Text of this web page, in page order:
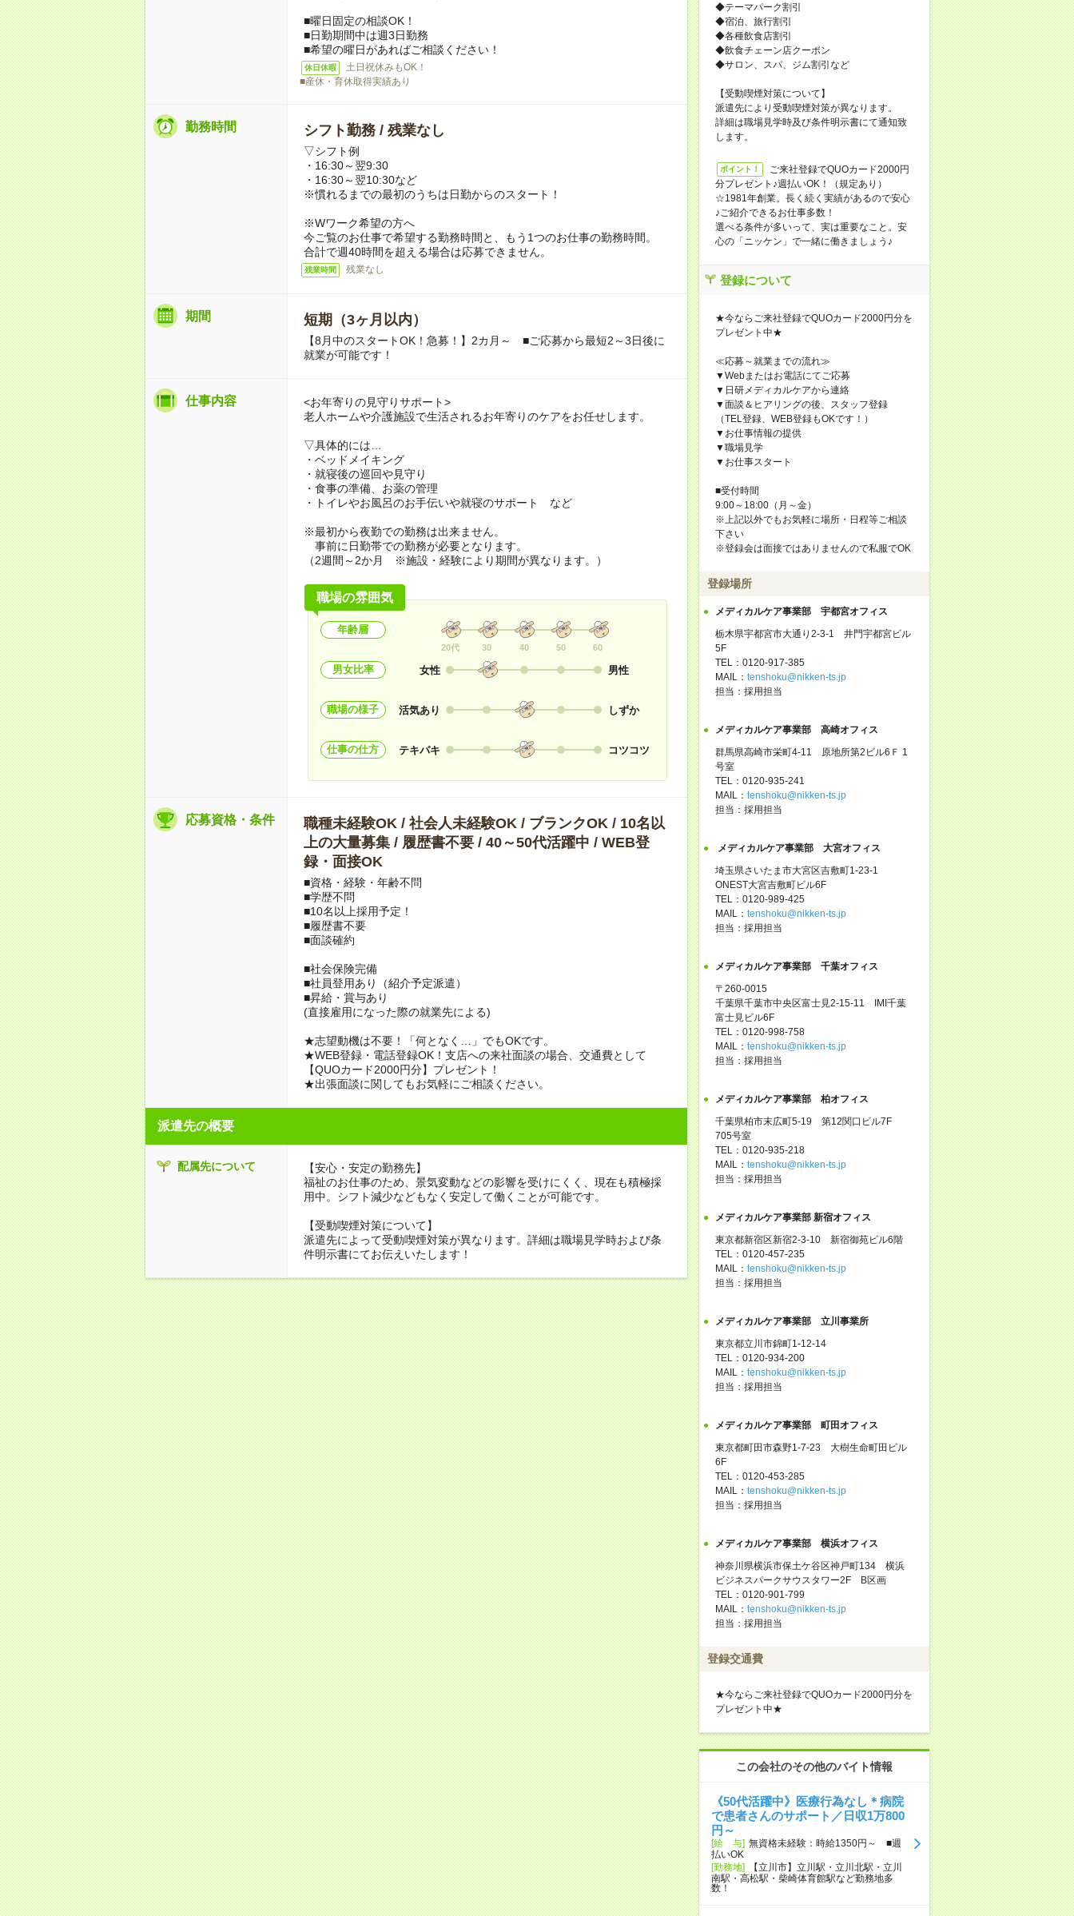
■曜日固定の相談OK！
■日勤期間中は週3日勤務
■希望の曜日があればご相談ください！
休日休暇
土日祝休みもOK！
■産休・育休取得実績あり
勤務時間 シフト勤務 / 残業なし
▽シフト例
・16:30～翌9:30
・16:30～翌10:30など
※慣れるまでの最初のうちは日勤からのスタート！
※Wワーク希望の方へ
今ご覧のお仕事で希望する勤務時間と、もう1つのお仕事の勤務時間。
合計で週40時間を超える場合は応募できません。
残業時間 残業なし
期間 短期（3ヶ月以内）
【8月中のスタートOK！急募！】2カ月～ ■ご応募から最短2～3日後に
就業が可能です！
仕事内容
<お年寄りの見守りサポート>
老人ホームや介護施設で生活されるお年寄りのケアをお任せします。
▽具体的には…
・ベッドメイキング
・就寝後の巡回や見守り
・食事の準備、お薬の管理
・トイレやお風呂のお手伝いや就寝のサポート など
※最初から夜勤での勤務は出来ません。
事前に日勤帯での勤務が必要となります。
（2週間～2か月 ※施設・経験により期間が異なります。）
職場の雰囲気
年齢層
20代 30 40 50 60
男女比率 女性 男性
職場の様子 活気あり しずか
仕事の仕方 テキパキ コツコツ
応募資格・条件
職種未経験OK / 社会人未経験OK / ブランクOK / 10名以
上の大量募集 / 履歴書不要 / 40～50代活躍中 / WEB登
録・面接OK
■資格・経験・年齢不問
■学歴不問
■10名以上採用予定！
■履歴書不要
■面談確約
■社会保険完備
■社員登用あり（紹介予定派遣）
■昇給・賞与あり
(直接雇用になった際の就業先による)
★志望動機は不要！「何となく…」でもOKです。
★WEB登録・電話登録OK！支店への来社面談の場合、交通費として
【QUOカード2000円分】プレゼント！
★出張面談に関してもお気軽にご相談ください。
派遣先の概要
配属先について
【安心・安定の勤務先】
福祉のお仕事のため、景気変動などの影響を受けにくく、現在も積極採
用中。シフト減少などもなく安定して働くことが可能です。
【受動喫煙対策について】
派遣先によって受動喫煙対策が異なります。詳細は職場見学時および条
件明示書にてお伝えいたします！
◆テーマパーク割引
◆宿泊、旅行割引
◆各種飲食店割引
◆飲食チェーン店クーポン
◆サロン、スパ、ジム割引など
【受動喫煙対策について】
派遣先により受動喫煙対策が異なります。
詳細は職場見学時及び条件明示書にて通知致
します。
ポイント！
ご来社登録でQUOカード2000円
分プレゼント♪週払いOK！（規定あり）
☆1981年創業。長く続く実績があるので安心
♪ご紹介できるお仕事多数！
選べる条件が多いって、実は重要なこと。安
心の「ニッケン」で一緒に働きましょう♪
登録について
★今ならご来社登録でQUOカード2000円分を
プレゼント中★
≪応募～就業までの流れ≫
▼Webまたはお電話にてご応募
▼日研メディカルケアから連絡
▼面談＆ヒアリングの後、スタッフ登録
（TEL登録、WEB登録もOKです！）
▼お仕事情報の提供
▼職場見学
▼お仕事スタート
■受付時間
9:00～18:00（月～金）
※上記以外でもお気軽に場所・日程等ご相談
下さい
※登録会は面接ではありませんので私服でOK
登録場所
メディカルケア事業部 宇都宮オフィス
栃木県宇都宮市大通り2-3-1 井門宇都宮ビル
5F
TEL：0120-917-385
MAIL： tenshoku@nikken-ts.jp
担当：採用担当
メディカルケア事業部 高崎オフィス
群馬県高崎市栄町4-11 原地所第2ビル6Ｆ 1
号室
TEL：0120-935-241
MAIL： tenshoku@nikken-ts.jp
担当：採用担当
メディカルケア事業部 大宮オフィス
埼玉県さいたま市大宮区吉敷町1-23-1
ONEST大宮吉敷町ビル6F
TEL：0120-989-425
MAIL： tenshoku@nikken-ts.jp
担当：採用担当
メディカルケア事業部 千葉オフィス
〒260-0015
千葉県千葉市中央区富士見2-15-11 IMI千葉
富士見ビル6F
TEL：0120-998-758
MAIL： tenshoku@nikken-ts.jp
担当：採用担当
メディカルケア事業部 柏オフィス
千葉県柏市末広町5-19 第12関口ビル7F
705号室
TEL：0120-935-218
MAIL： tenshoku@nikken-ts.jp
担当：採用担当
メディカルケア事業部 新宿オフィス
東京都新宿区新宿2-3-10 新宿御苑ビル6階
TEL：0120-457-235
MAIL： tenshoku@nikken-ts.jp
担当：採用担当
メディカルケア事業部 立川事業所
東京都立川市錦町1-12-14
TEL：0120-934-200
MAIL： tenshoku@nikken-ts.jp
担当：採用担当
メディカルケア事業部 町田オフィス
東京都町田市森野1-7-23 大樹生命町田ビル
6F
TEL：0120-453-285
MAIL： tenshoku@nikken-ts.jp
担当：採用担当
メディカルケア事業部 横浜オフィス
神奈川県横浜市保土ケ谷区神戸町134 横浜
ビジネスパークサウスタワー2F B区画
TEL：0120-901-799
MAIL： tenshoku@nikken-ts.jp
担当：採用担当
登録交通費
★今ならご来社登録でQUOカード2000円分を
プレゼント中★
この会社のその他のバイト情報
《50代活躍中》医療行為なし＊病院
で患者さんのサポート／日収1万800
円～
[給 与] 無資格未経験：時給1350円～ ■週
払いOK
[勤務地]
【立川市】立川駅・立川北駅・立川
南駅・高松駅・柴崎体育館駅など勤務地多
数！